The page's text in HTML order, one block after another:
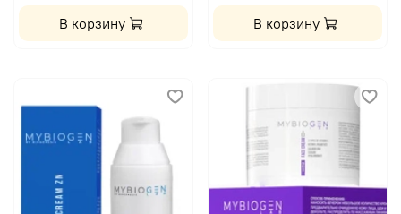
В корзину В корзину